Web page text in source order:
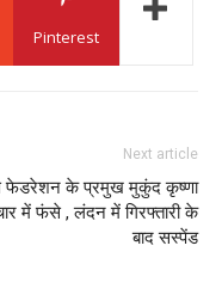
Pinterest
Next article
फेडरेशन के प्रमुख मुकुंद कृष्णा
में फंसे , लंदन में गिरफ्तारी के
बाद सस्पेंड